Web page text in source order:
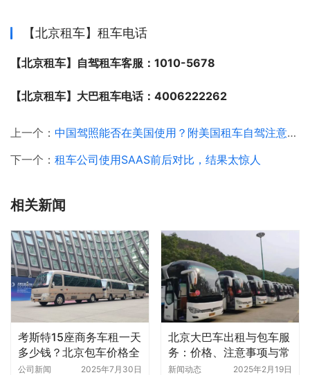
【北京租车】租车电话
【北京租车】自驾租车客服：1010-5678
【北京租车】大巴租车电话：4006222262
上一个： 中国驾照能否在美国使用？附美国租车自驾注意事项
下一个： 租车公司使用SAAS前后对比，结果太惊人
相关新闻
考斯特15座商务车租一天
多少钱？北京包车价格全
解析
公司新闻 2025年7月30日
北京大巴车出租与包车服
务：价格、注意事项与常
见使用场景
新闻动态 2025年2月19日